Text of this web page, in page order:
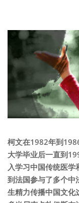
柯文在1982年到
大学毕业后一直到
入学习中国传统医
到法国参与了多个中
生精力传播中国文化